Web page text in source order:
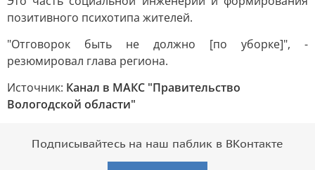
позитивного психотипа жителей.
"Отговорок быть не должно [по уборке]", -
резюмировал глава региона.
Источник: Канал в МАКС "Правительство
Вологодской области"
Подписывайтесь на наш паблик в ВКонтакте